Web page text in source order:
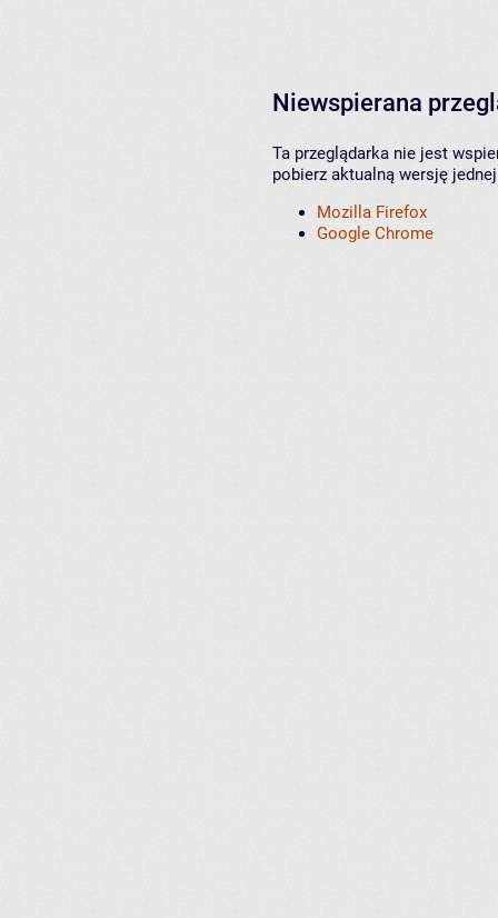
Niewspierana
Ta przeglądarka nie jest
pobierz aktualną wersję
Mozilla Firefox
Google Chrome